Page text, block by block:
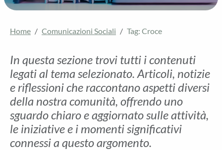
Home Comunicazioni Sociali Tag: Croce
In questa sezione trovi tutti i contenuti
legati al tema selezionato. Articoli, notizie
e riflessioni che raccontano aspetti diversi
della nostra comunità, offrendo uno
sguardo chiaro e aggiornato sulle attività,
le iniziative e i momenti significativi
connessi a questo argomento.